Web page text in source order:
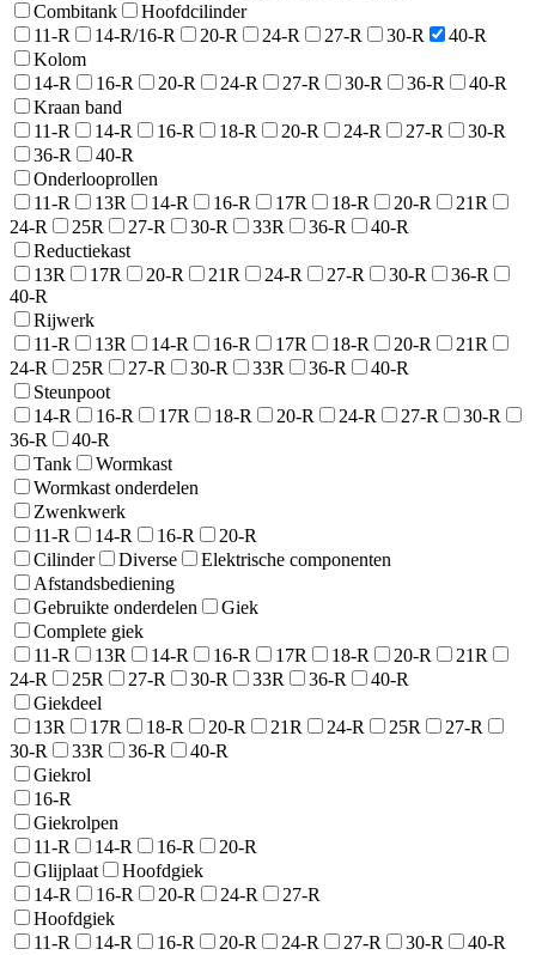
Combitank
Hoofdcilinder
11-R
14-R/16-R 20-R 24-R 27-R 30-R
40-R
Kolom
14-R
16-R 20-R 24-R 27-R 30-R 36-R
40-R
Kraan band
11-R
14-R 16-R 18-R 20-R 24-R 27-R
30-R
36-R
40-R
Onderlooprollen
11-R
13R 14-R 16-R 17R 18-R 20-R
21R
24-R
25R 27-R 30-R 33R 36-R
40-R
Reductiekast
13R
17R 20-R 21R 24-R 27-R 30-R
36-R
40-R
Rijwerk
11-R
13R 14-R 16-R 17R 18-R 20-R
21R
24-R
25R 27-R 30-R 33R 36-R
40-R
Steunpoot
14-R
16-R 17R 18-R 20-R 24-R 27-R
30-R
36-R
40-R
Tank
Wormkast
Wormkast onderdelen
Zwenkwerk
11-R
14-R 16-R
20-R
Cilinder
Diverse
Elektrische componenten
Afstandsbediening
Gebruikte onderdelen
Giek
Complete giek
11-R
13R 14-R 16-R 17R 18-R 20-R
21R
24-R
25R 27-R 30-R 33R 36-R
40-R
Giekdeel
13R
17R 18-R 20-R 21R 24-R 25R
27-R
30-R
33R 36-R
40-R
Giekrol
16-R
Giekrolpen
11-R
14-R 16-R
20-R
Glijplaat
Hoofdgiek
14-R
16-R 20-R 24-R
27-R
Hoofdgiek
11-R
14-R 16-R 20-R 24-R 27-R 30-R
40-R